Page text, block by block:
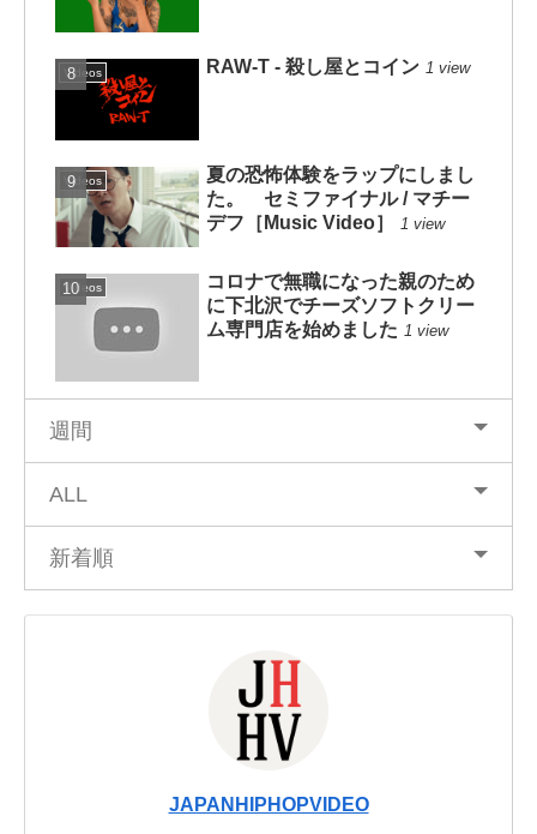
Videos RAW-T - 殺し屋とコイン 1 view
Videos
夏の恐怖体験をラップにしまし
た。 セミファイナル / マチー
デフ［Music Video］
1 view
Videos
コロナで無職になった親のため
に下北沢でチーズソフトクリー
ム専門店を始めました 1 view
週間
ALL
新着順
JAPANHIPHOPVIDEO